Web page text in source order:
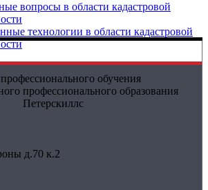
вопросы в области кадастровой
технологии в области кадастровой
обучения
профессионального образования
Петерскиллс
д.70 к.2